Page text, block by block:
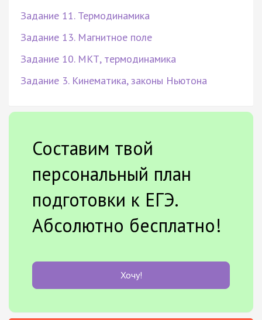
Задание 11. Термодинамика
Задание 13. Магнитное поле
Задание 10. МКТ, термодинамика
Задание 3. Кинематика, законы Ньютона
Составим твой
персональный план
подготовки к ЕГЭ.
Абсолютно бесплатно!
Хочу!